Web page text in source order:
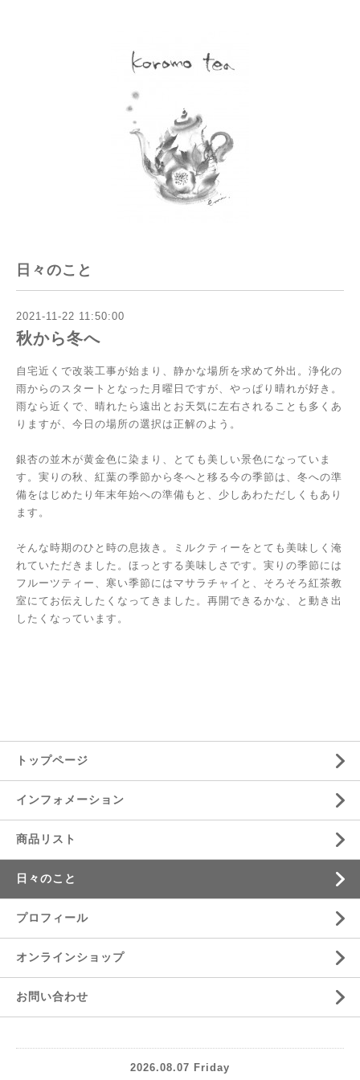
日々のこと
2021-11-22 11:50:00
秋から冬へ
自宅近くで改装工事が始まり、静かな場所を求めて外出。浄化の
雨からのスタートとなった月曜日ですが、やっぱり晴れが好き。
雨なら近くで、晴れたら遠出とお天気に左右されることも多くあ
りますが、今日の場所の選択は正解のよう。
銀杏の並木が黄金色に染まり、とても美しい景色になっていま
す。実りの秋、紅葉の季節から冬へと移る今の季節は、冬への準
備をはじめたり年末年始への準備もと、少しあわただしくもあり
ます。
そんな時期のひと時の息抜き。ミルクティーをとても美味しく淹
れていただきました。ほっとする美味しさです。実りの季節には
フルーツティー、寒い季節にはマサラチャイと、そろそろ紅茶教
室にてお伝えしたくなってきました。再開できるかな、と動き出
したくなっています。
トップページ
インフォメーション
商品リスト
日々のこと
プロフィール
オンラインショップ
お問い合わせ
2026.08.07 Friday